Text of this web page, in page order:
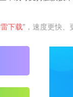
下载”，速度更快、